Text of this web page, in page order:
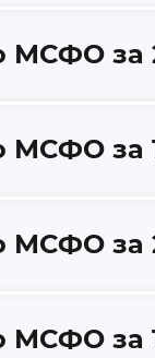
МСФО за
за
МСФО за
МСФО за